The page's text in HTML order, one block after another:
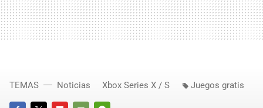
TEMAS Noticias Xbox Series X / S Juegos gratis